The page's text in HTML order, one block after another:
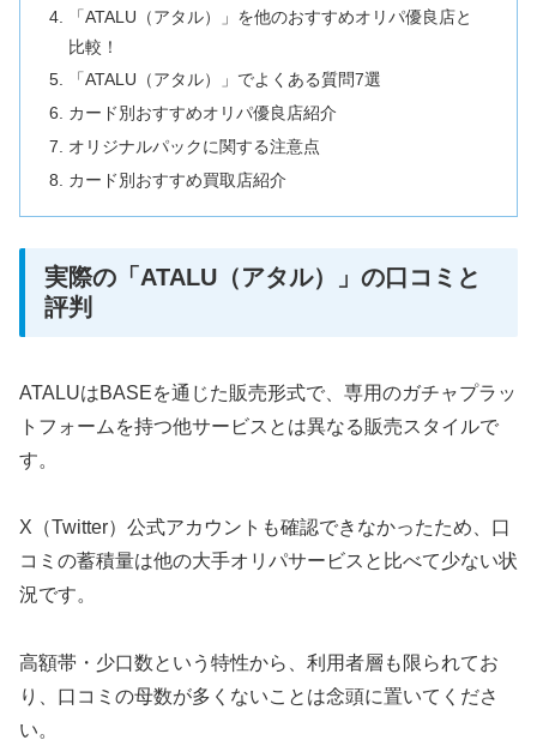
「ATALU（アタル）」を他のおすすめオリパ優良店と
比較！
「ATALU（アタル）」でよくある質問7選
カード別おすすめオリパ優良店紹介
オリジナルパックに関する注意点
カード別おすすめ買取店紹介
実際の「ATALU（アタル）」の口コミと
評判
ATALUはBASEを通じた販売形式で、専用のガチャプラッ
トフォームを持つ他サービスとは異なる販売スタイルで
す。
X（Twitter）公式アカウントも確認できなかったため、口
コミの蓄積量は他の大手オリパサービスと比べて少ない状
況です。
高額帯・少口数という特性から、利用者層も限られてお
り、口コミの母数が多くないことは念頭に置いてくださ
い。